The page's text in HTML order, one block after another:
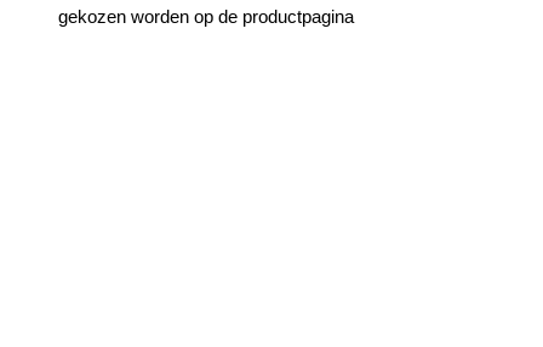
gekozen worden op de productpagina